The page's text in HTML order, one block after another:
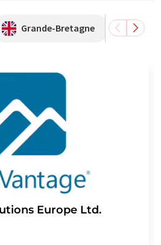
Grande-Bretagne
Europe Ltd.